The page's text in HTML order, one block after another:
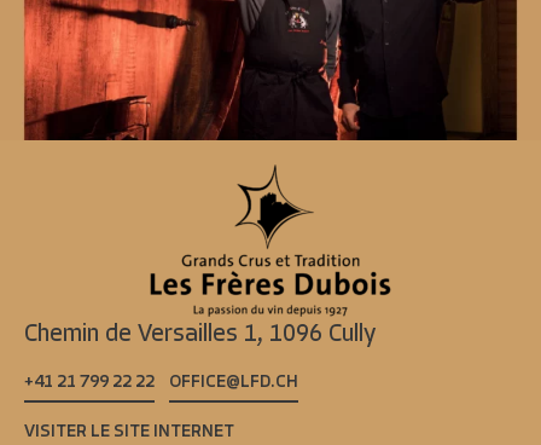
Chemin de Versailles 1, 1096 Cully
+41 21 799 22 22 OFFICE@LFD.CH
VISITER LE SITE INTERNET